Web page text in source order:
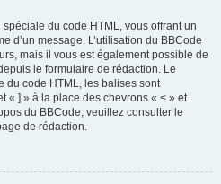
du code HTML, vous offrant un
d’un message. L’utilisation du BBCode
mais il vous est également possible de
le formulaire de rédaction. Le
du code HTML, les balises sont
« ] » à la place des chevrons « < » et
du BBCode, veuillez consulter le
de rédaction.